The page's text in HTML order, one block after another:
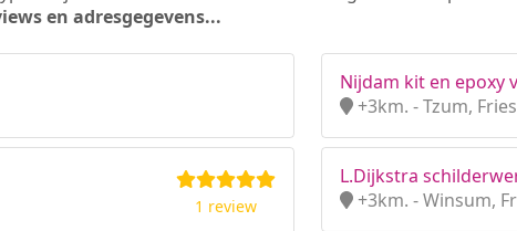
en adresgegevens...
Nijdam kit en epoxy
+3km. - Tzum,
1 review
L.Dijkstra
+3km. - Winsum,